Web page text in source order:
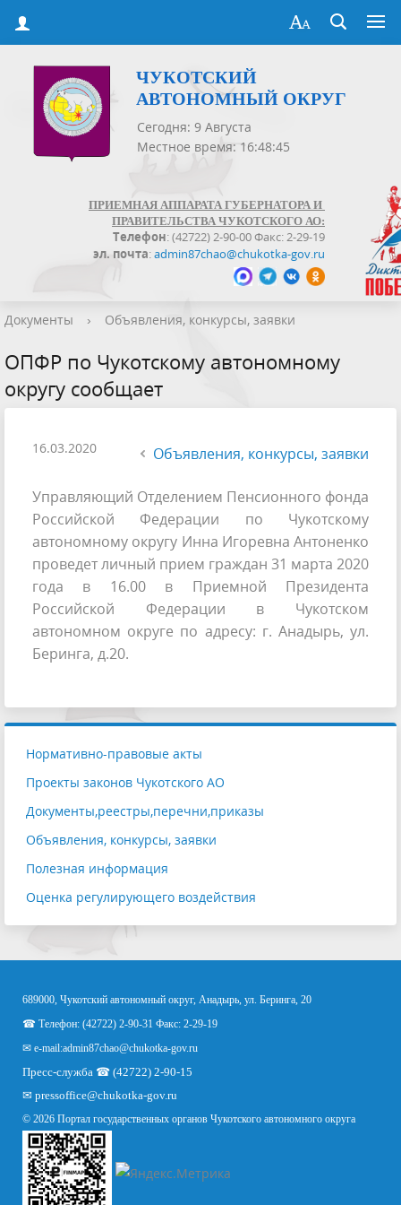
ЧУКОТСКИЙ
АВТОНОМНЫЙ ОКРУГ
Сегодня: 9 Августа
Местное время: 16:48:45
ПРИЕМНАЯ АППАРАТА ГУБЕРНАТОРА И
ПРАВИТЕЛЬСТВА ЧУКОТСКОГО АО:
Телефон: (42722) 2-90-00 Факс: 2-29-19
эл. почта:admin87chao@chukotka-gov.ru
Документы › Объявления, конкурсы, заявки
ОПФР по Чукотскому автономному
округу сообщает
16.03.2020 Объявления, конкурсы, заявки
Управляющий Отделением Пенсионного фонда
Российской Федерации по Чукотскому
автономному округу Инна Игоревна Антоненко
проведет личный прием граждан 31 марта 2020
года в 16.00 в Приемной Президента
Российской Федерации в Чукотском
автономном округе по адресу: г. Анадырь, ул.
Беринга, д.20.
Нормативно-правовые акты
Проекты законов Чукотского АО
Документы,реестры,перечни,приказы
Объявления, конкурсы, заявки
Полезная информация
Оценка регулирующего воздействия
689000, Чукотский автономный округ, Анадырь, ул. Беринга, 20
☎ Телефон: (42722) 2-90-31 Факс: 2-29-19
✉ e-mail:admin87chao@chukotka-gov.ru
Пресс-служба ☎ (42722) 2-90-15
✉ pressoffice@chukotka-gov.ru
© 2026 Портал государственных органов Чукотского автономного округа